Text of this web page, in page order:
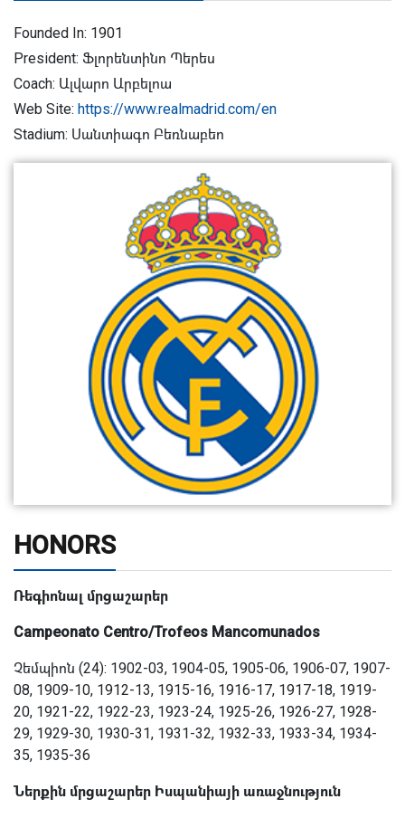
Founded In: 1901
President: Ֆլորենտինո Պերես
Coach: Ալվարո Արբելոա
Web Site: https://www.realmadrid.com/en
Stadium: Սանտիագո Բեռնաբեո
HONORS
Ռեգիոնալ մրցաշարեր
Campeonato Centro/Trofeos Mancomunados
Չեմպիոն (24): 1902-03, 1904-05, 1905-06, 1906-07, 1907-
08, 1909-10, 1912-13, 1915-16, 1916-17, 1917-18, 1919-
20, 1921-22, 1922-23, 1923-24, 1925-26, 1926-27, 1928-
29, 1929-30, 1930-31, 1931-32, 1932-33, 1933-34, 1934-
35, 1935-36
Ներքին մրցաշարեր Իսպանիայի առաջնություն